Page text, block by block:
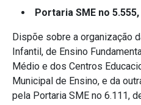
Portaria SME no
Dispõe sobre a organização
Infantil, de Ensino
Médio e dos Centros
Municipal de Ensino, e da
pela Portaria SME no 6.111,